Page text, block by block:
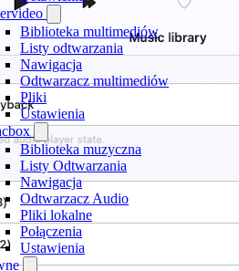
Biblioteka multimediów
Listy odtwarzania
Nawigacja
Odtwarzacz multimediów
Pliki
Ustawienia
Biblioteka muzyczna
Listy Odtwarzania
Nawigacja
Odtwarzacz Audio
Pliki lokalne
Połączenia
Ustawienia